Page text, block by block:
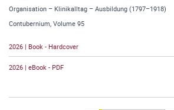
Organisation – Klinikalltag – Ausbildung (1797–1918)
Contubernium, Volume 95
2026 | Book - Hardcover
2026 | eBook - PDF